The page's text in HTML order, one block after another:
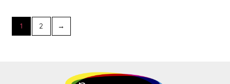
1 2 →